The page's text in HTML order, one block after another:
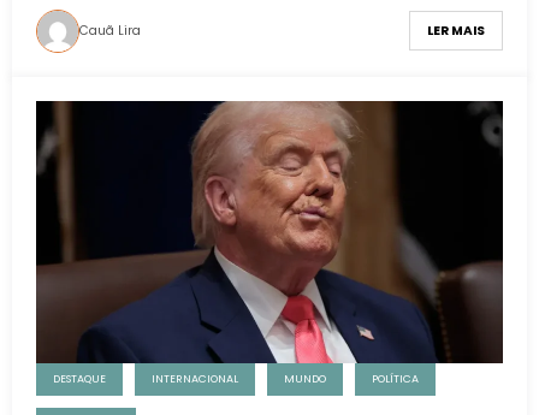
Cauã Lira LER MAIS
DESTAQUE INTERNACIONAL MUNDO POLÍTICA